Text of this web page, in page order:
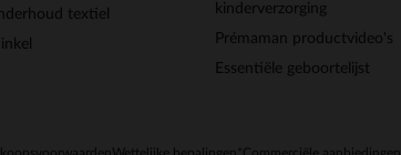
textiel
kinderverzorging
Prémaman productvideo's
Essentiële geboortelijst